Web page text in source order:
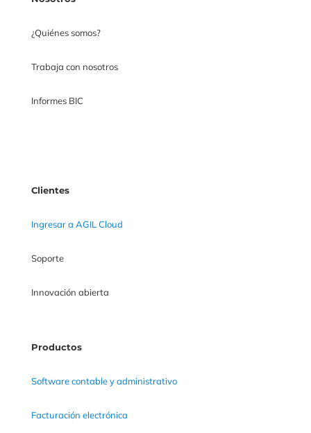
¿Quiénes somos?
Trabaja con nosotros
Informes BIC
Clientes
Ingresar a AGIL Cloud
Soporte
Innovación abierta
Productos
Software contable y administrativo
Facturación electrónica